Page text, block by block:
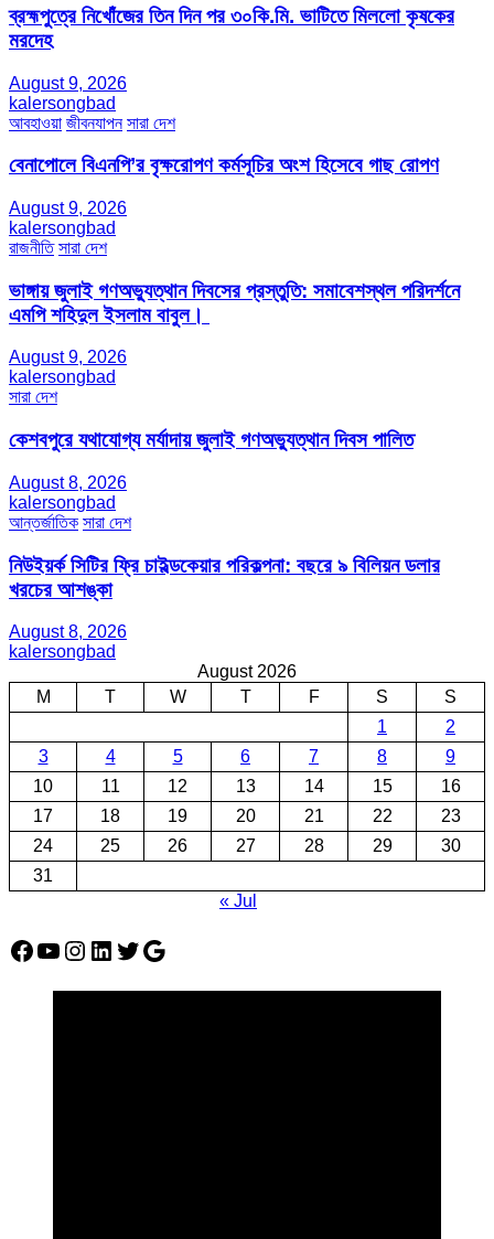
ব্রহ্মপুত্রে নিখোঁজের তিন দিন পর ৩০কি.মি. ভাটিতে মিললো কৃষকের
মরদেহ
August 9, 2026
kalersongbad
আবহাওয়া জীবনযাপন সারা দেশ
বেনাপোলে বিএনপি’র বৃক্ষরোপণ কর্মসূচির অংশ হিসেবে গাছ রোপণ
August 9, 2026
kalersongbad
রাজনীতি সারা দেশ
ভাঙ্গায় জুলাই গণঅভ্যুত্থান দিবসের প্রস্তুতি: সমাবেশস্থল পরিদর্শনে
এমপি শহিদুল ইসলাম বাবুল। ​
August 9, 2026
kalersongbad
সারা দেশ
কেশবপুরে যথাযোগ্য মর্যাদায় জুলাই গণঅভ্যুত্থান দিবস পালিত
August 8, 2026
kalersongbad
আন্তর্জাতিক সারা দেশ
নিউইয়র্ক সিটির ফ্রি চাইল্ডকেয়ার পরিকল্পনা: বছরে ৯ বিলিয়ন ডলার
খরচের আশঙ্কা
August 8, 2026
kalersongbad
August 2026
M
T W T F S
S
1
2
3
4 5 6 7 8
9
10
11 12 13 14 15
16
17
18 19 20 21 22
23
24
25 26 27 28 29
30
31
« Jul
Facebook
YouTube
Instagram
LinkedIn
Twitter
Google